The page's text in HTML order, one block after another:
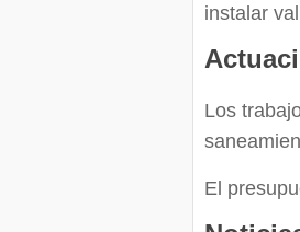
instalar
Los
El